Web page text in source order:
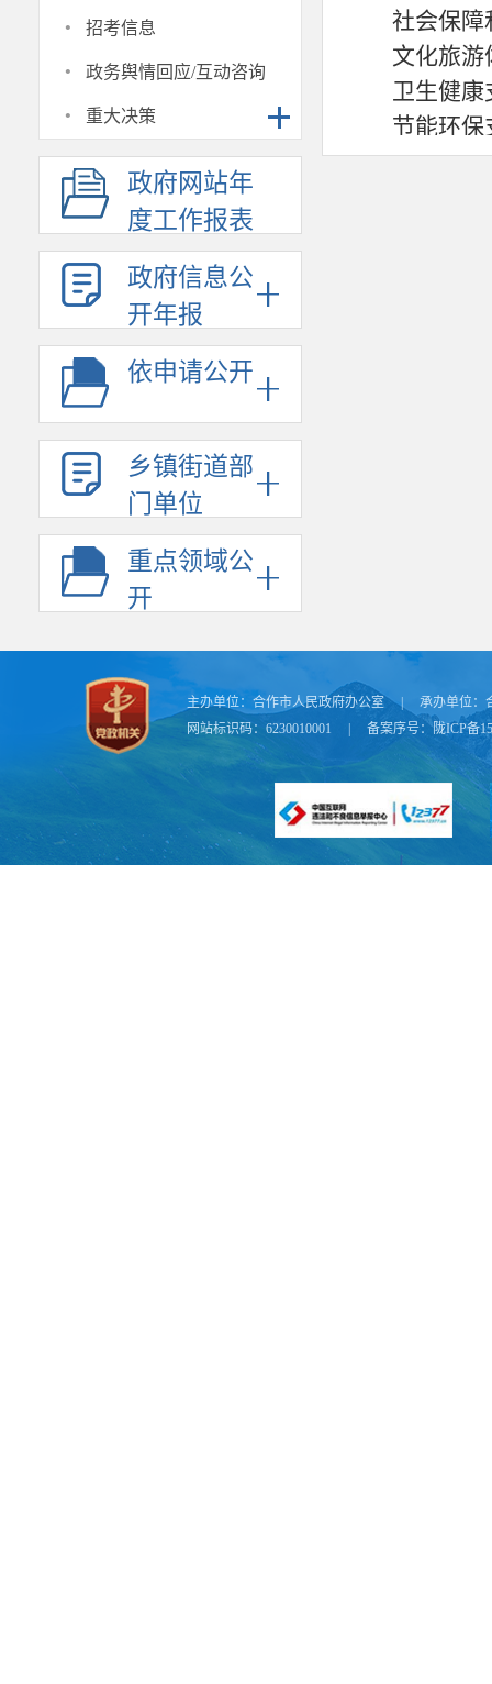
· 招考信息
· 政务舆情回应/互动咨询
· 重大决策
政府网站年
度工作报表
政府信息公
开年报
依申请公开
乡镇街道部
门单位
重点领域公
开
社会保障
文化旅游
卫生健康
节能环保
住房保障
主办单位： 合作市人民政府办公室 承办单位：
网站标识码：6230010001
备案序号：陇ICP备